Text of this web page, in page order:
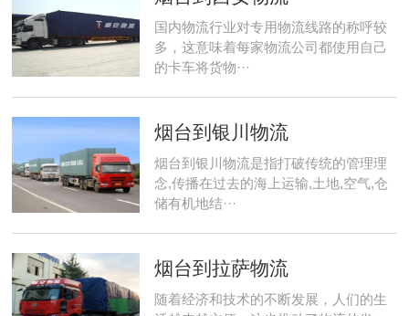
国内物流行业对专用物流线路的称呼较
多，这意味着每家物流公司都使用自己
的卡车将货物···
烟台到银川物流
烟台到银川物流是指打破传统的管理理
念,传播在过去的海上运输,土地,空气,仓
储有机地结···
烟台到拉萨物流
随着经济和技术的不断发展，人们的生